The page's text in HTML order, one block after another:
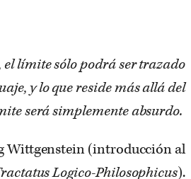
el límite sólo podrá ser trazado
y lo que reside más allá del
será simplemente absurdo.
Wittgenstein (introducción al
Logico-Philosophicus).